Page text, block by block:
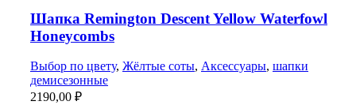
Шапка Remington Descent Yellow Waterfowl
Honeycombs
Выбор по цвету, Жёлтые соты, Аксессуары, шапки
демисезонные
2190,00 ₽